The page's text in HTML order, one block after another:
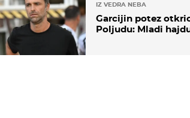
IZ VEDRA NEBA
Garcijin potez
Poljudu: Mladi